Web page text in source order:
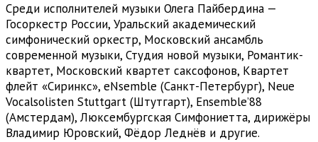
Среди исполнителей музыки Олега Пайбердина —
Госоркестр России, Уральский академический
симфонический оркестр, Московский ансамбль
современной музыки, Студия новой музыки, Романтик-
квартет, Московский квартет саксофонов, Квартет
флейт «Сиринкс», eNsemble (Санкт-Петербург), Neue
Vocalsolisten Stuttgart (Штутгарт), Ensemble’88
(Амстердам), Люксембургская Симфониетта, дирижёры
Владимир Юровский, Фёдор Леднёв и другие.